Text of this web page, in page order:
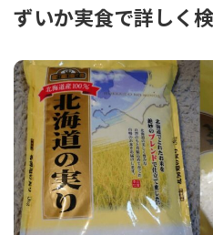
ずいか実食で詳しく